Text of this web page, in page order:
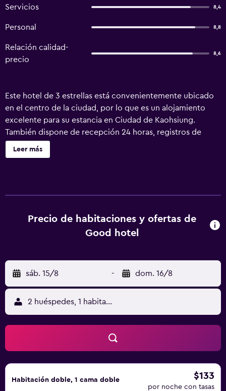
Servicios 8,4
Personal 8,8
Relación calidad-
precio
8,6
Este hotel de 3 estrellas está convenientemente ubicado
en el centro de la ciudad, por lo que es un alojamiento
excelente para su estancia en Ciudad de Kaohsiung.
También dispone de recepción 24 horas, registros de
entrada y salida exprés y acceso a internet gratuito en las
zonas públicas. Los huéspedes tienen a su disposición
de habitaciones con aire acondicionado que cuentan con
un televisor de pantalla plana y unas zapatillas. Las
opciones de restauración disponibles en el
establecimiento hay un restaurante, que es el lugar
perfecto para disfrutar de una buena comida. Sun Hotel
Kaohsiung está cerca de Cultural Center Metro Station,
por lo que los huéspedes lo tienen fácil para salir a
descubrir Ciudad de Kaohsiung y la zona de los
alrededores. El lago Chengcing está a solo un breve
trayecto conduciendo del hotel.
Leer más
Precio de habitaciones y ofertas de
Good hotel
sáb. 15/8 - dom. 16/8
2 huéspedes, 1 habitación
Habitación doble, 1 cama doble $133
por noche con tasas